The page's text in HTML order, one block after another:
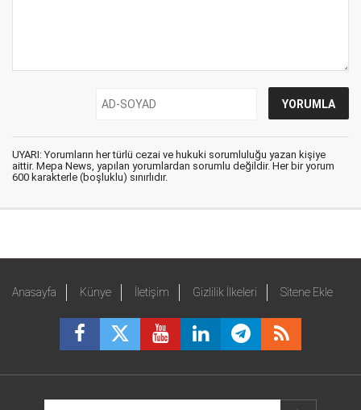
UYARI: Yorumların her türlü cezai ve hukuki sorumluluğu yazan kişiye
aittir. Mepa News, yapılan yorumlardan sorumlu değildir. Her bir yorum
600 karakterle (boşluklu) sınırlıdır.
Anasayfa Künye İletişim Gizlilik İlkeleri Sitene Ekle